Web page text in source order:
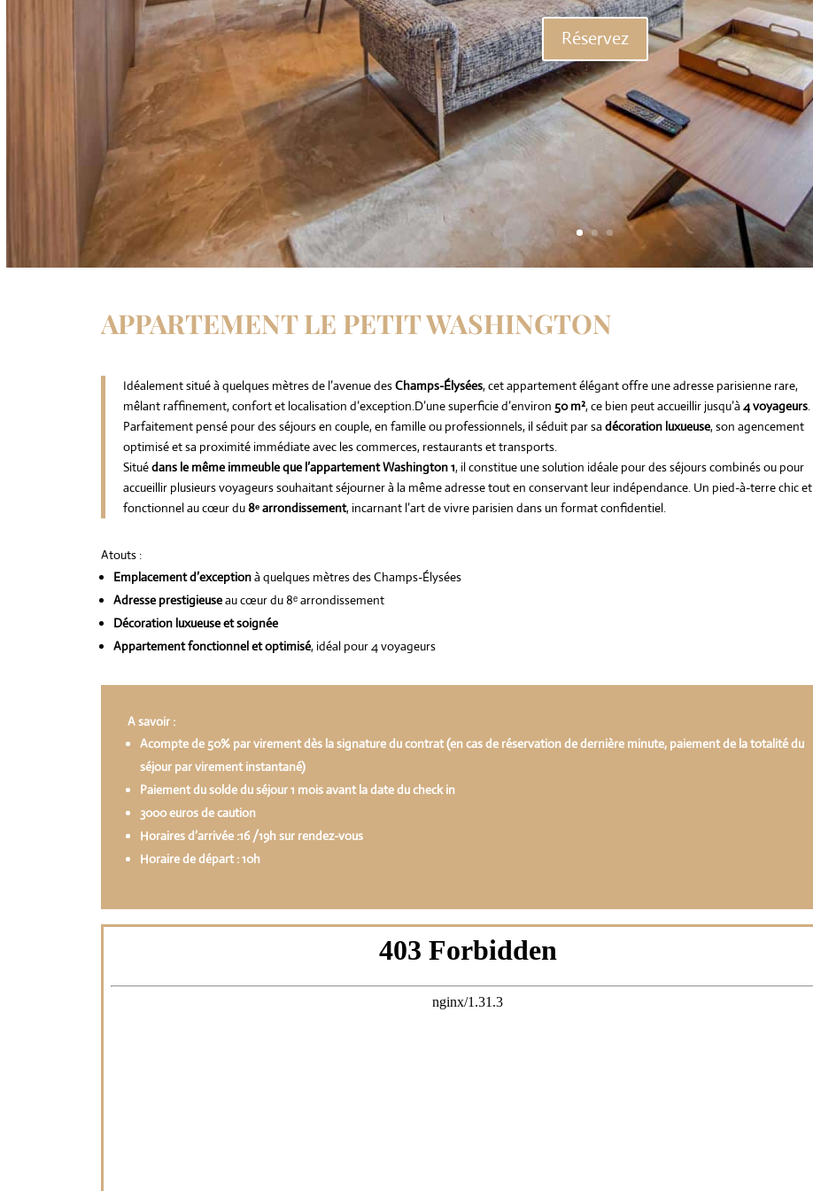
Réservez
APPARTEMENT LE PETIT WASHINGTON
Idéalement situé à quelques mètres de l’avenue desChamps-Élysées, cet appartement élégant offre une adresse parisienne rare,
mêlant raffinement, confort et localisation d’exception.D’une superficie d’environ 50 m², ce bien peut accueillir jusqu’à4 voyageurs.
Parfaitement pensé pour des séjours en couple, en famille ou professionnels, il séduit par sadécoration luxueuse, son agencement
optimisé et sa proximité immédiate avec les commerces, restaurants et transports.
Situédans le même immeuble que l’appartement Washington 1, il constitue une solution idéale pour des séjours combinés ou pour
accueillir plusieurs voyageurs souhaitant séjourner à la même adresse tout en conservant leur indépendance. Un pied-à-terre chic et
fonctionnel au cœur du8ᵉ arrondissement, incarnant l’art de vivre parisien dans un format confidentiel.
Atouts :
Emplacement d’exceptionà quelques mètres des Champs-Élysées
Adresse prestigieuseau cœur du 8ᵉ arrondissement
Décoration luxueuse et soignée
Appartement fonctionnel et optimisé, idéal pour 4 voyageurs
A savoir :
Acompte de 50% par virement dès la signature du contrat (en cas de réservation de dernière minute, paiement de la totalité du
séjour par virement instantané)
Paiement du solde du séjour 1 mois avant la date du check in
3000 euros de caution
Horaires d’arrivée :16 /19h sur rendez-vous
Horaire de départ : 10h